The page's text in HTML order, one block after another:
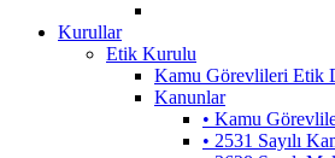
Kurullar
Etik Kurulu
Kamu Görevlileri Etik
Kanunlar
• Kamu
• 2531 Sayılı